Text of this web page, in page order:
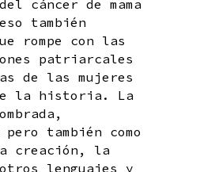
cáncer de mama
también
rompe con las
patriarcales
de las mujeres
la historia. La
también como
creación, la
lenguajes y